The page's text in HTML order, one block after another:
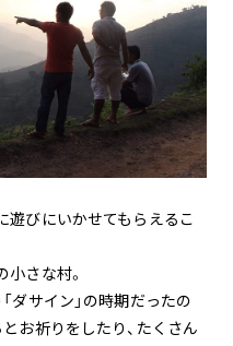
遊びにいかせてもらえるこ
さな村。
ダサイン」の時期だったの
お祈りをしたり、たくさん